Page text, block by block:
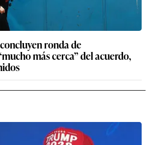
ronda de
más cerca” del acuerdo,